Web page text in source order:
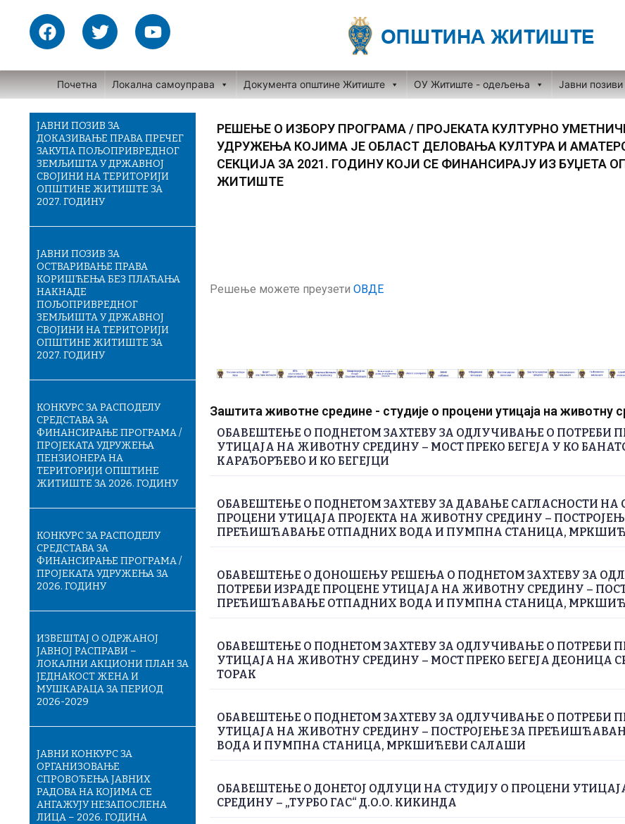
content
F
a
e
b
o
o
k
T
w
t
t
e
r
Y
o
t
u
b
Почетна Локална самоуправа Документа општине Житиште ОУ Житиште - одељења Јавни
ЈАВНИ ПОЗИВ ЗА
ДОКАЗИВАЊЕ ПРАВА ПРЕЧЕГ
ЗАКУПА ПОЉОПРИВРЕДНОГ
ЗЕМЉИШТА У ДРЖАВНОЈ
СВОЈИНИ НА ТЕРИТОРИЈИ
ОПШТИНЕ ЖИТИШТЕ ЗА
2027. ГОДИНУ
ЈАВНИ ПОЗИВ ЗА
ОСТВАРИВАЊЕ ПРАВА
КОРИШЋЕЊА БЕЗ ПЛАЋАЊА
НАКНАДЕ
ПОЉОПРИВРЕДНОГ
ЗЕМЉИШТА У ДРЖАВНОЈ
СВОЈИНИ НА ТЕРИТОРИЈИ
ОПШТИНЕ ЖИТИШТЕ ЗА
2027. ГОДИНУ
КОНКУРС ЗА РАСПОДЕЛУ
СРЕДСТАВА ЗА
ФИНАНСИРАЊЕ ПРОГРАМА /
ПРОЈЕКАТА УДРУЖЕЊА
ПЕНЗИОНЕРА НА
ТЕРИТОРИЈИ ОПШТИНЕ
ЖИТИШТЕ ЗА 2026. ГОДИНУ
КОНКУРС ЗА РАСПОДЕЛУ
СРЕДСТАВА ЗА
ФИНАНСИРАЊЕ ПРОГРАМА /
ПРОЈЕКАТА УДРУЖЕЊА ЗА
2026. ГОДИНУ
ИЗВЕШТАЈ О ОДРЖАНОЈ
ЈАВНОЈ РАСПРАВИ –
ЛОКАЛНИ АКЦИОНИ ПЛАН ЗА
ЈЕДНАКОСТ ЖЕНА И
МУШКАРАЦА ЗА ПЕРИОД
2026-2029
ЈАВНИ КОНКУРС ЗА
ОРГАНИЗОВАЊЕ
СПРОВОЂЕЊА ЈАВНИХ
РАДОВА НА КОЈИМА СЕ
АНГАЖУЈУ НЕЗАПОСЛЕНА
ЛИЦА – 2026. ГОДИНА
РЕШЕЊЕ О ИЗБОРУ ПРОГРАМА / ПРОЈЕКАТА КУЛТУРНО
УДРУЖЕЊА КОЈИМА ЈЕ ОБЛАСТ ДЕЛОВАЊА КУЛТУРА И
СЕКЦИЈА ЗА 2021. ГОДИНУ КОЈИ СЕ ФИНАНСИРАЈУ ИЗ БУЏЕТА
ЖИТИШТЕ
Решење можете преузети ОВДЕ
Заштита животне средине - студије о процени утицаја на животну
ОБАВЕШТЕЊЕ О ПОДНЕТОМ ЗАХТЕВУ ЗА ОДЛУЧИВАЊЕ О ПОТРЕБИ
УТИЦАЈА НА ЖИВОТНУ СРЕДИНУ – МОСТ ПРЕКО БЕГЕЈА У КО
КАРАЂОРЂЕВО И КО БЕГЕЈЦИ
ОБАВЕШТЕЊЕ О ПОДНЕТОМ ЗАХТЕВУ ЗА ДАВАЊЕ САГЛАСНОСТИ НА
ПРОЦЕНИ УТИЦАЈА ПРОЈЕКТА НА ЖИВОТНУ СРЕДИНУ –
ПРЕЋИШЋАВАЊЕ ОТПАДНИХ ВОДА И ПУМПНА СТАНИЦА,
ОБАВЕШТЕЊЕ О ДОНОШЕЊУ РЕШЕЊА О ПОДНЕТОМ ЗАХТЕВУ ЗА
ПОТРЕБИ ИЗРАДЕ ПРОЦЕНЕ УТИЦАЈА НА ЖИВОТНУ СРЕДИНУ –
ПРЕЋИШЋАВАЊЕ ОТПАДНИХ ВОДА И ПУМПНА СТАНИЦА,
ОБАВЕШТЕЊЕ О ПОДНЕТОМ ЗАХТЕВУ ЗА ОДЛУЧИВАЊЕ О ПОТРЕБИ
УТИЦАЈА НА ЖИВОТНУ СРЕДИНУ – МОСТ ПРЕКО БЕГЕЈА ДЕОНИЦА
ТОРАК
ОБАВЕШТЕЊЕ О ПОДНЕТОМ ЗАХТЕВУ ЗА ОДЛУЧИВАЊЕ О ПОТРЕБИ
УТИЦАЈА НА ЖИВОТНУ СРЕДИНУ – ПОСТРОЈЕЊЕ ЗА
ВОДА И ПУМПНА СТАНИЦА, МРКШИЋЕВИ САЛАШИ
ОБАВЕШТЕЊЕ О ДОНЕТОЈ ОДЛУЦИ НА СТУДИЈУ О ПРОЦЕНИ
СРЕДИНУ – „ТУРБО ГАС“ Д.О.О. КИКИНДА